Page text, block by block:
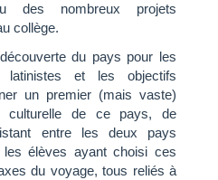
des nombreux projets
collège.
du pays pour les
latinistes et les objectifs
un premier (mais vaste)
culturelle de ce pays, de
entre les deux pays
élèves ayant choisi ces
du voyage, tous reliés à